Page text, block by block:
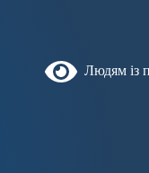
Людям із